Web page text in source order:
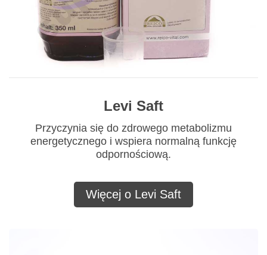
Levi Saft
Przyczynia się do zdrowego metabolizmu
energetycznego i wspiera normalną funkcję
odpornościową.
Więcej o Levi Saft